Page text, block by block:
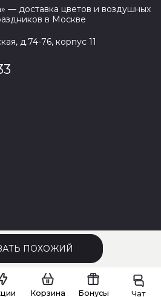
ПОХОЖИЙ
» — доставка цветов и воздушных
в Москве
д.74-76, корпус 11
Корзина Бонусы Чат